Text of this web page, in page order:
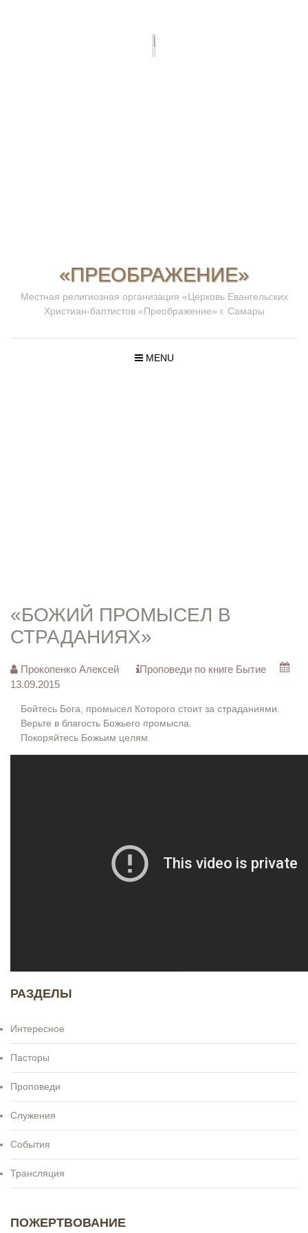
«ПРЕОБРАЖЕНИЕ»
Местная религиозная организация «Церковь Евангельских
Христиан-баптистов «Преображение» г. Самары
MENU
«БОЖИЙ ПРОМЫСЕЛ В
СТРАДАНИЯХ»
Прокопенко Алексей
Проповеди по книге Бытие
13.09.2015
Бойтесь Бога, промысел Которого стоит за страданиями.
Верьте в благость Божьего промысла.
Покоряйтесь Божьим целям.
РАЗДЕЛЫ
Интересное
Пасторы
Проповеди
Служения
События
Трансляция
ПОЖЕРТВОВАНИЕ